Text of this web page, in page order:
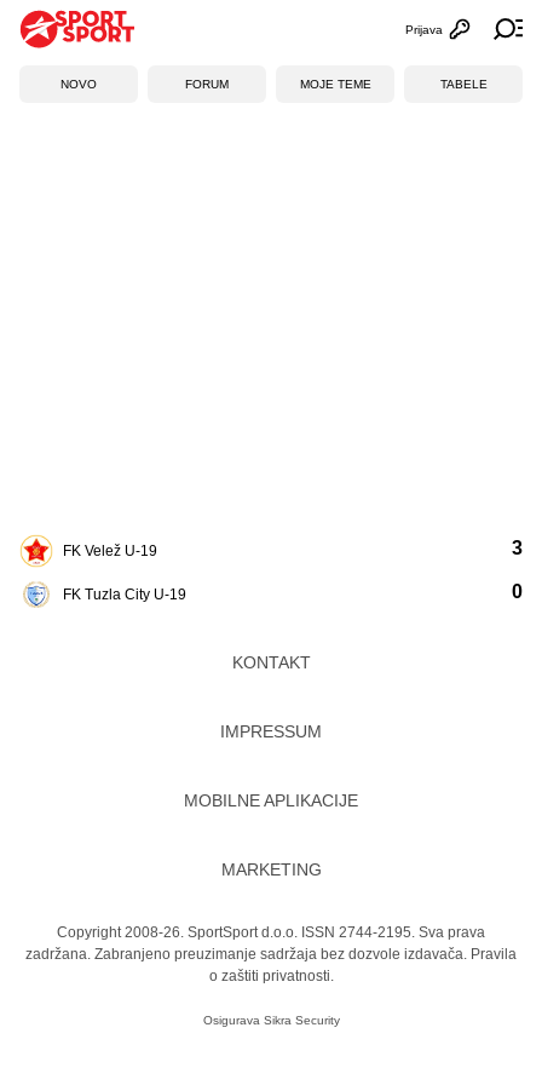
Otvori
Prijava
NOVO FORUM MOJE TEME TABELE
FK Velež U-19
FK Tuzla City U-19
3
0
KONTAKT
IMPRESSUM
MOBILNE APLIKACIJE
MARKETING
Copyright 2008-26. SportSport d.o.o. ISSN 2744-2195. Sva prava
zadržana. Zabranjeno preuzimanje sadržaja bez dozvole izdavača. Pravila
o zaštiti privatnosti.
Osigurava Sikra Security